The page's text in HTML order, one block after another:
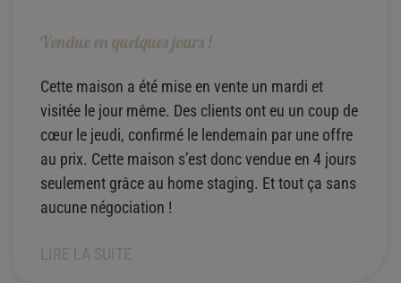
Vendue en quelques jours !
Cette maison a été mise en vente un mardi et
visitée le jour même. Des clients ont eu un coup de
cœur le jeudi, confirmé le lendemain par une offre
au prix. Cette maison s’est donc vendue en 4 jours
seulement grâce au home staging. Et tout ça sans
aucune négociation !
LIRE LA SUITE